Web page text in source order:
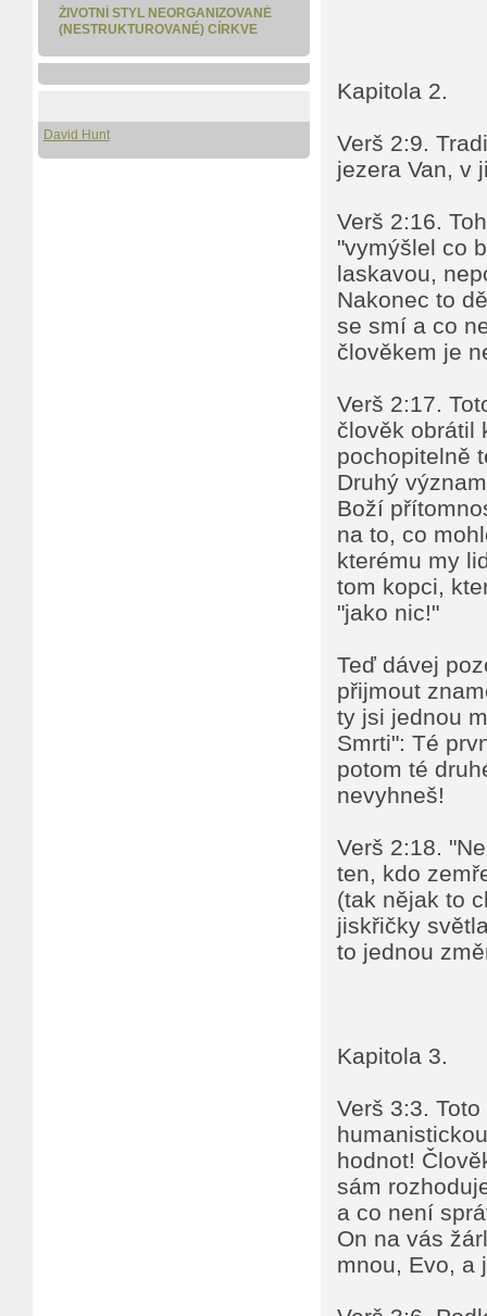
ŽIVOTNÍ STYL NEORGANIZOVANÉ
(NESTRUKTUROVANÉ) CÍRKVE
David Hunt
Kapitola 2.
Verš 2:9.
jezera Van, v
Verš 2:16.
"vymýšlel co
laskavou,
Nakonec to
se smí a co
člověkem je
Verš 2:17.
člověk obrátil
pochopitelně
Druhý
Boží
na to, co
kterému my
tom kopci,
"jako nic!"
Teď dávej
přijmout
ty jsi jednou
Smrti": Té
potom té
nevyhneš!
Verš 2:18.
ten, kdo
(tak nějak to
jiskřičky
to jednou
Kapitola 3.
Verš 3:3.
hodnot!
sám
a co není
On na vás
mnou, Evo, a